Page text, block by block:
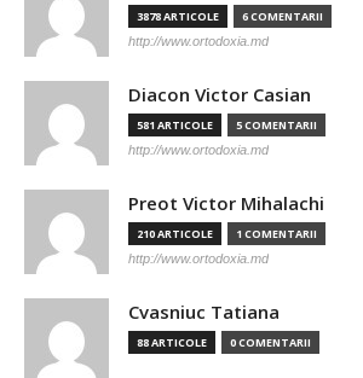
3878 ARTICOLE 6 COMENTARII
http://www.ortodoxia.md
Diacon Victor Casian
581 ARTICOLE 5 COMENTARII
http://www.ortodoxia.md
Preot Victor Mihalachi
210 ARTICOLE 1 COMENTARII
http://www.ortodoxia.md
Cvasniuc Tatiana
88 ARTICOLE 0 COMENTARII